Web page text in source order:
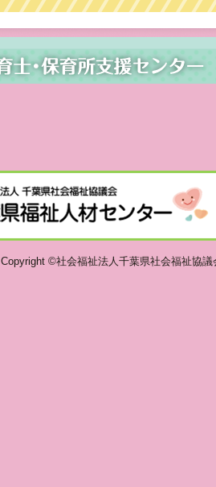
Copyright ©社会福祉法人千葉県社会福祉協